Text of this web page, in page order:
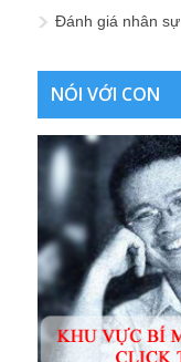
Đánh giá nhân sự
NÓI VỚI CON